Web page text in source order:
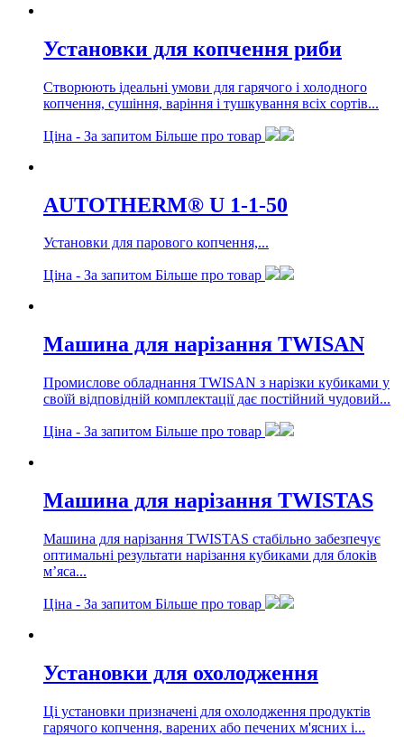
Установки для копчення риби
Створюють ідеальні умови для гарячого і холодного
копчення, сушіння, варіння і тушкування всіх сортів...
Ціна - За запитом Більше про товар
AUTOTHERM® U 1-1-50
Установки для парового копчення,...
Ціна - За запитом Більше про товар
Машина для нарізання TWISAN
Промислове обладнання TWISAN з нарізки кубиками у
своїй відповідній комплектації дає постійний чудовий...
Ціна - За запитом Більше про товар
Машина для нарізання TWISTAS
Машина для нарізання TWISTAS стабільно забезпечує
оптимальні результати нарізання кубиками для блоків
м’яса...
Ціна - За запитом Більше про товар
Установки для охолодження
Ці установки призначені для охолодження продуктів
гарячого копчення, варених або печених м'ясних і...